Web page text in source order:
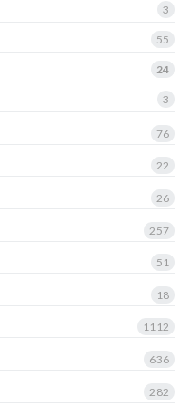
3
55
24
3
76
22
26
257
51
18
1112
636
282